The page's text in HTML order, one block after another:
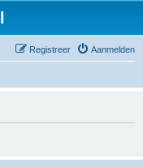
Aanmelden
Registreer